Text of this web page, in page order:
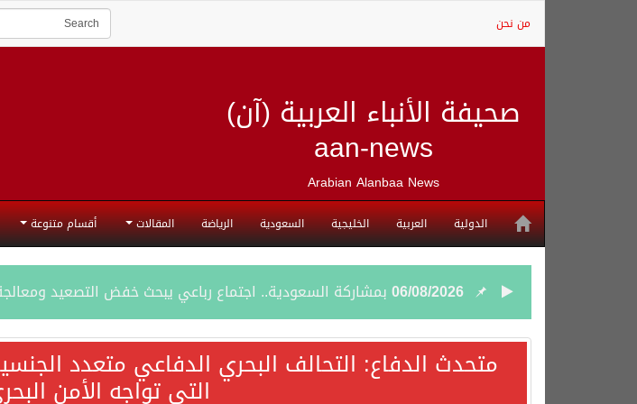
من نحن
صحيفة الأنباء العربية (آن)
aan-news
Arabian Alanbaa News
الدولية العربية الخليجية السعودية الرياضة المقالات أقسام متنوعة
06/08/2026 بمشاركة السعودية.. اجتماع رباعي يبحث خفض التصعيد ومعالجة
05/08/2026وزير الخارجية السعودي: جميع إجراءات إسرائيل الأحادية في
متحدث الدفاع: التحالف البحري الدفاعي متعدد
التي تواجه الأمن